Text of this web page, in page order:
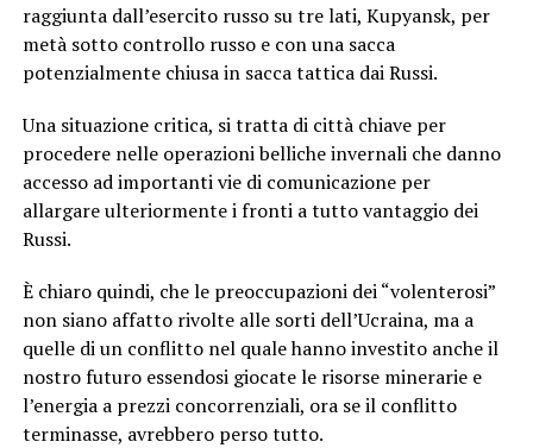
raggiunta dall’esercito russo su tre lati, Kupyansk, per
metà sotto controllo russo e con una sacca
potenzialmente chiusa in sacca tattica dai Russi.
Una situazione critica, si tratta di città chiave per
procedere nelle operazioni belliche invernali che danno
accesso ad importanti vie di comunicazione per
allargare ulteriormente i fronti a tutto vantaggio dei
Russi.
È chiaro quindi, che le preoccupazioni dei “volenterosi”
non siano affatto rivolte alle sorti dell’Ucraina, ma a
quelle di un conflitto nel quale hanno investito anche il
nostro futuro essendosi giocate le risorse minerarie e
l’energia a prezzi concorrenziali, ora se il conflitto
terminasse, avrebbero perso tutto.